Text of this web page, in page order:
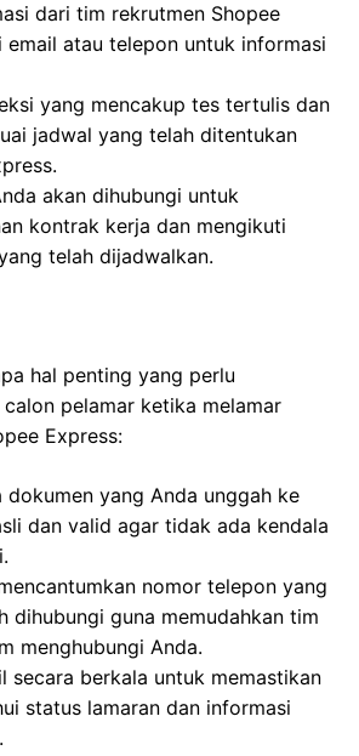
dari tim rekrutmen Shopee
email atau telepon untuk informasi
yang mencakup tes tertulis dan
jadwal yang telah ditentukan
akan dihubungi untuk
kontrak kerja dan mengikuti
telah dijadwalkan.
hal penting yang perlu
pelamar ketika melamar
Express:
dokumen yang Anda unggah ke
dan valid agar tidak ada kendala
nomor telepon yang
dihubungi guna memudahkan tim
menghubungi Anda.
secara berkala untuk memastikan
status lamaran dan informasi